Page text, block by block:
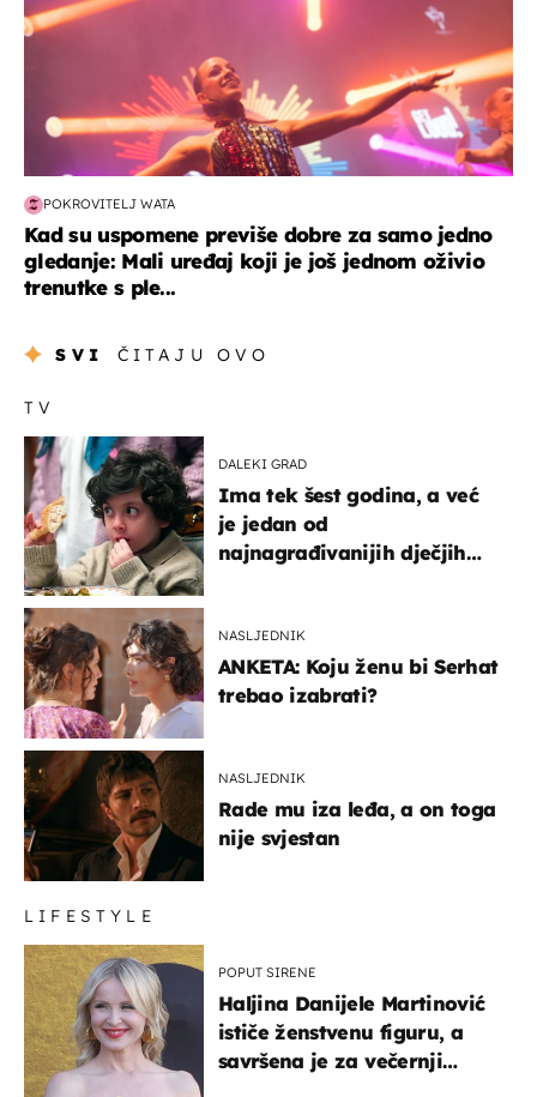
POKROVITELJ WATA
Kad su uspomene previše dobre za samo jedno
gledanje: Mali uređaj koji je još jednom oživio
trenutke s ple...
SVI ČITAJU OVO
TV
DALEKI GRAD
Ima tek šest godina, a već
je jedan od
najnagrađivanijih dječjih
NASLJEDNIK
ANKETA: Koju ženu bi Serhat
trebao izabrati?
NASLJEDNIK
Rade mu iza leđa, a on toga
nije svjestan
LIFESTYLE
POPUT SIRENE
Haljina Danijele Martinović
ističe ženstvenu figuru, a
savršena je za večernji